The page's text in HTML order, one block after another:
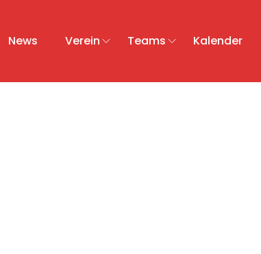
News Verein Teams Kalender